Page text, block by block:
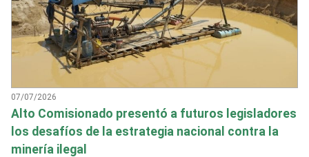
07/07/2026
Alto Comisionado presentó a futuros legisladores
los desafíos de la estrategia nacional contra la
minería ilegal